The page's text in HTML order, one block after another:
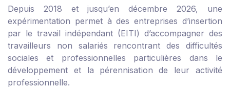
Depuis 2018 et jusqu’en décembre 2026, une
expérimentation permet à des entreprises d’insertion
par le travail indépendant (EITI) d’accompagner des
travailleurs non salariés rencontrant des difficultés
sociales et professionnelles particulières dans le
développement et la pérennisation de leur activité
professionnelle.